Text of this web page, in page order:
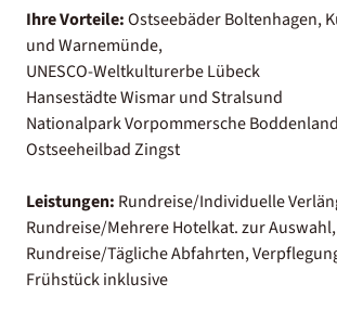
Ihre Vorteile:Ostseebäder Boltenhagen,
und Warnemünde,
UNESCO-Weltkulturerbe Lübeck
Hansestädte Wismar und Stralsund
Nationalpark Vorpommersche
Ostseeheilbad Zingst
Leistungen: Rundreise/Individuelle
Rundreise/Mehrere Hotelkat. zur Auswahl,
Rundreise/Tägliche Abfahrten,
Frühstück inklusive